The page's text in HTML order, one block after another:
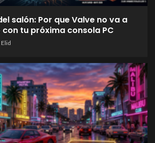
salón: Por que Valve no va a
tu próxima consola PC
Elid